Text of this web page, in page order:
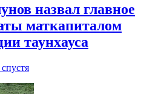
назвал главное
маткапиталом
таунхауса